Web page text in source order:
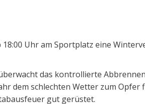
Uhr am Sportplatz eine
das kontrollierte
dem schlechten Wetter zum
gut gerüstet.